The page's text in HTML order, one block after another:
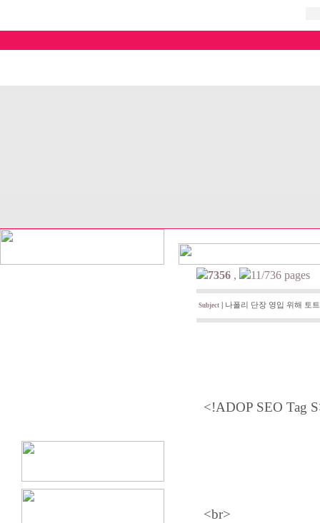
7356 , 11/736 pages
Subject 나폴리 단장 영입 위해 토
<!ADOP SEO Tag
<br>